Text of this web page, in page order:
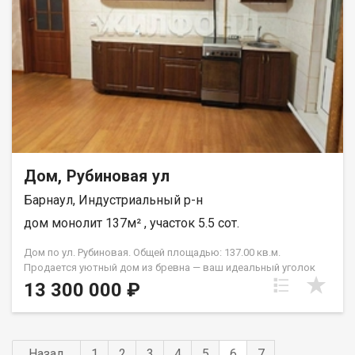
или ближе к Старому базару. Приглашаем на просмотр.
Компания «Сити Трейд»
Дом, Рубиновая ул
Барнаул, Индустриальный р-н
дом монолит 137м² , участок 5.5 сот.
Дом по ул. Рубиновая. Общей площадью: 137.00 кв.м.
Продается уютный дом из бревна — ваш идеальный уголок
для комфортной жизни! Год постройки- 2009 Тип-
одноэтажное бревенчатое здание Площадь- 4 светлых
комнаты — создают пространство для семьи и уюта Ремонт-
Особенности дома- Возможность расширения за счет
13 300 000 ₽